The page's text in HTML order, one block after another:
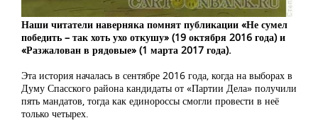
Наши читатели наверняка помнят публикации «Не сумел
победить – так хоть ухо откушу» (19 октября 2016 года) и
«Разжалован в рядовые» (1 марта 2017 года).
Эта история началась в сентябре 2016 года, когда на выборах в
Думу Спасского района кандидаты от «Партии Дела» получили
пять мандатов, тогда как единороссы смогли провести в неё
только четырех.